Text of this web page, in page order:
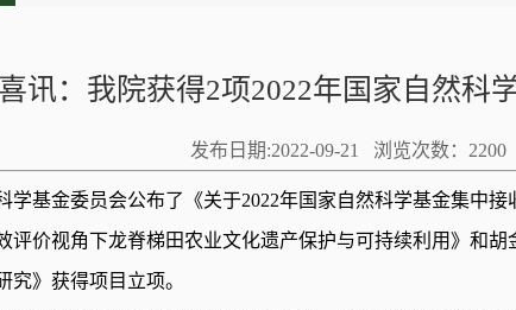
喜讯：我院获得2项2022年国家自然科
发布日期:2022-09-21 浏览次数： 2200
学基金委员会公布了《关于2022年国家自然科学基金集中
评价视角下龙脊梯田农业文化遗产保护与可持续利用》和
究》获得项目立项。